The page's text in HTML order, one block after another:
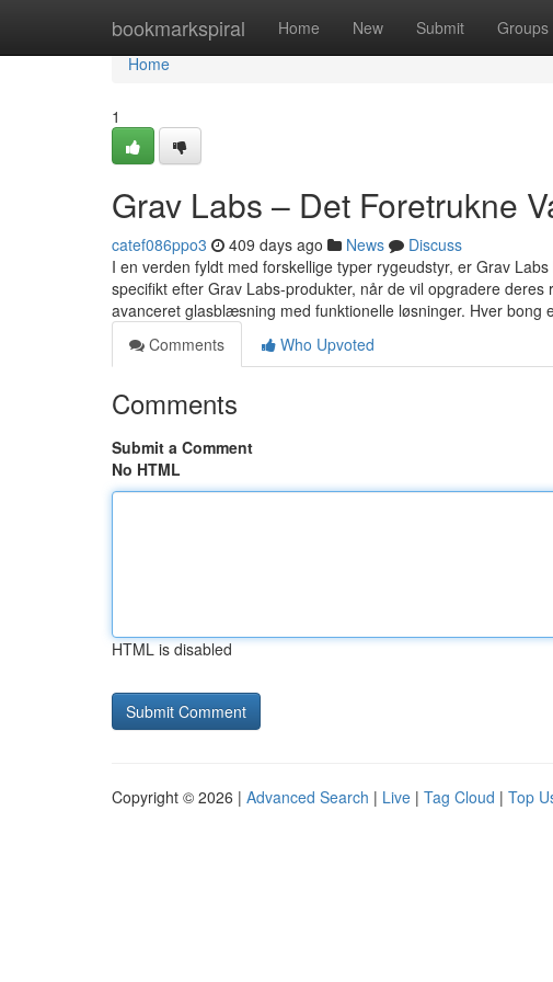
bookmarkspiral Home New Submit Groups
Home
Home
1
Grav Labs – Det Foretrukne
catef086ppo3 409 days ago News
Discuss
I en verden fyldt med forskellige typer rygeudstyr, er Grav
specifikt efter Grav Labs-produkter, når de vil opgradere
avanceret glasblæsning med funktionelle løsninger. Hver bong
Comments
Who Upvoted
Comments
Submit a Comment
No HTML
HTML is disabled
Copyright © 2026 | Advanced Search | Live | Tag Cloud | Top